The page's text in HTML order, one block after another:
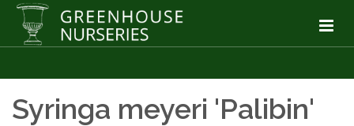
Syringa meyeri 'Palibin'